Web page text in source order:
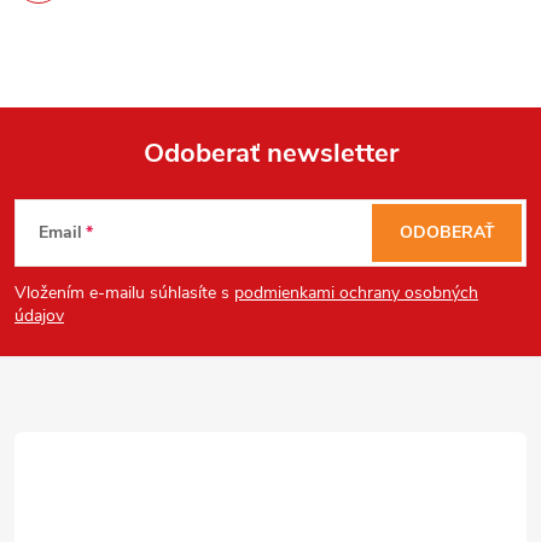
Z
á
p
Odoberať newsletter
Email
Vložením e-mailu súhlasíte s podmienkami ochrany osobných
údajov
ODOBERAŤ